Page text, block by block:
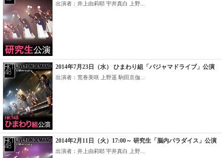
出演者：井上由莉耶 宇井真白 上野...
2014年7月23日（水） ひまわり組「パジャマドライブ」公演
出演者：荒巻美咲 上野遥 駒田京伽...
2014年2月11日（火）17:00～ 研究生「脳内パラダイス」公演
出演者：井上由莉耶 宇井真白 上野...